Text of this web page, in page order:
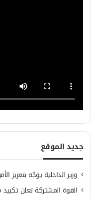
جديد الموقع
وزير الداخلية يوجّه بتعزيز
القوة المشتركة تعلن